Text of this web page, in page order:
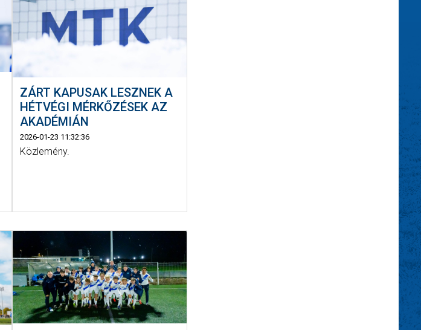
ZÁRT KAPUSAK LESZNEK A
HÉTVÉGI MÉRKŐZÉSEK AZ
AKADÉMIÁN
2026-01-23 11:32:36
Közlemény.